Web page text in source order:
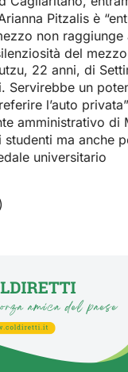
Pitzalis è
non
del
22 anni, di
Servirebbe un
l’auto
amministrativo di
ma anche
universitario